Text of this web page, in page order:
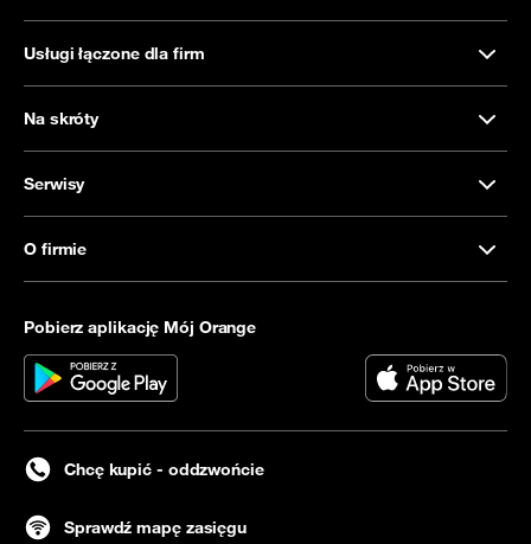
Usługi łączone dla firm
Na skróty
Serwisy
O firmie
Pobierz aplikację Mój Orange
Chcę kupić - oddzwońcie
Sprawdź mapę zasięgu